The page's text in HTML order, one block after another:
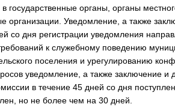
государственные органы, органы
организации. Уведомление, а также
со дня регистрации уведомления
к служебному поведению
поселения и урегулированию
уведомление, а также заключение и
в течение 45 дней со дня
но не более чем на 30 дней.